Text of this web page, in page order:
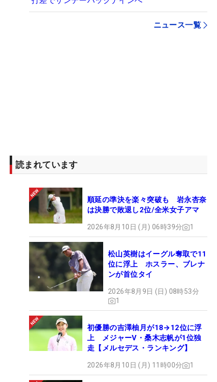
ニュース一覧
読まれています
順延の準決を楽々突破も 岩永杏奈
は決勝で敗退し2位/全米女子アマ
2026年8月10日 (月) 06時39分 1
松山英樹はイーグル奪取で11
位に浮上 ホスラー、ブレナ
ンが首位タイ
2026年8月9日 (日) 08時53分
1
初優勝の吉澤柚月が18→12位に浮
上 メジャーV・桑木志帆が1位独
走【メルセデス・ランキング】
2026年8月10日 (月) 11時00分 1